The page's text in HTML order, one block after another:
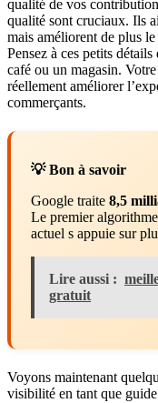
qualité de vos
qualité sont cruciaux. Ils
mais améliorent de plus le
Pensez à ces petits
café ou un magasin.
réellement améliorer
commerçants.
💡 Bon à savoir
Google traite 8,5
Le premier
actuel s appuie sur
Lire aussi :
gratuit
Voyons maintenant
visibilité en tant que